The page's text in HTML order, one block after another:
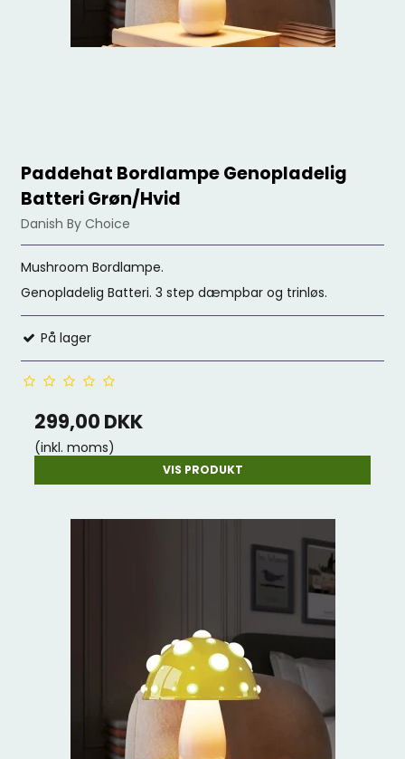
Paddehat Bordlampe Genopladelig
Batteri Grøn/Hvid
Danish By Choice
Mushroom Bordlampe.
Genopladelig Batteri. 3 step dæmpbar og trinløs.
På lager
299,00 DKK
(inkl. moms)
VIS PRODUKT